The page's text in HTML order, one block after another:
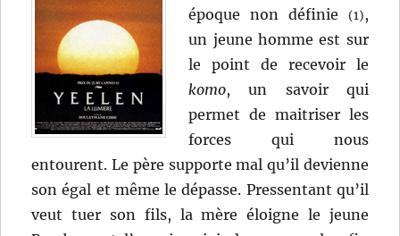
époque non définie
(1),
un jeune homme est sur
le point de recevoir le
komo, un savoir qui
permet de maitriser les
forces qui nous
entourent. Le père supporte mal qu’il devienne
son égal et même le dépasse. Pressentant qu’il
veut tuer son fils, la mère éloigne le jeune